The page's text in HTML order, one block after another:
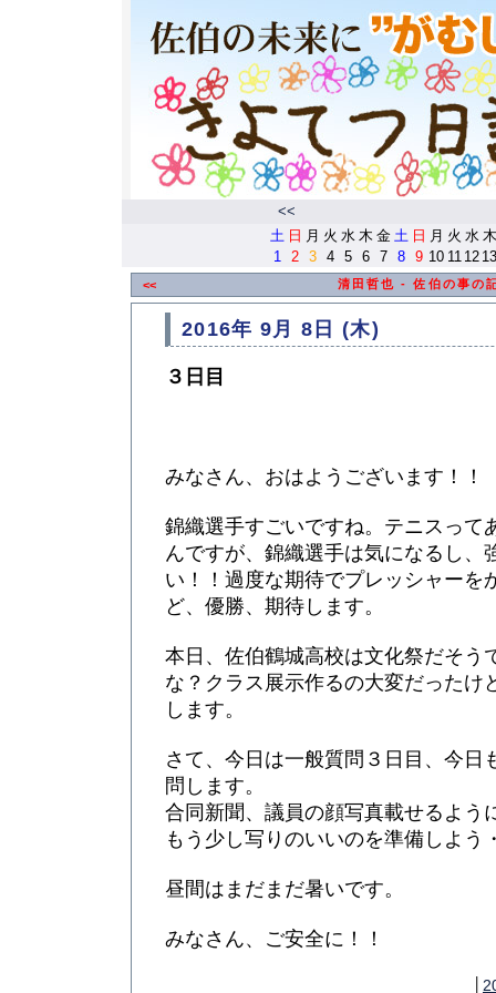
<<
土 日 月 火 水 木 金 土 日 月 火 水 木
1
2 3 4 5 6 7 8 9 10 11 12 13
<< 清田哲也 - 佐伯の事の
2016年 9月 8日 (木)
３日目
みなさん、おはようございます！！
錦織選手すごいですね。テニスって
んですが、錦織選手は気になるし、
い！！過度な期待でプレッシャーを
ど、優勝、期待します。
本日、佐伯鶴城高校は文化祭だそう
な？クラス展示作るの大変だったけ
します。
さて、今日は一般質問３日目、今日
問します。
合同新聞、議員の顔写真載せるよう
もう少し写りのいいのを準備しよう
昼間はまだまだ暑いです。
みなさん、ご安全に！！